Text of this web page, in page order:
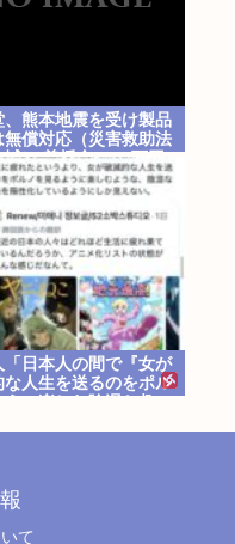
、熊本地震を受け製品
無償対応（災害救助法
域） 義援金5000万円
「日本人の間で『女が
な人生を送るのをポル
うに楽しむ陰湿な趣
て